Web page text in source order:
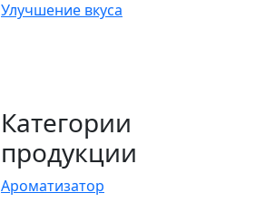
Улучшение вкуса
Категории
продукции
Ароматизатор